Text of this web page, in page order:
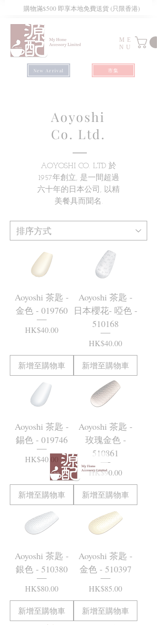
​購物滿$500 即享本地免費送貨 (只限香港)
New Arrival
ME
NU
市集
​Aoyoshi
Co. Ltd.
AOYOSHI CO. LTD 於
1957年創立, 是一間超過
六十年的日本公司, 以精
美餐具而聞名.
Aoyoshi 茶匙 -
金色 - 019760
價格
HK$40.00
新增至購物車
Aoyoshi 茶匙 -
日本櫻花- 啞色 -
510168
價格
HK$40.00
新增至購物車
Aoyoshi 茶匙 -
錫色 - 019746
價格
HK$40.00
新增至購物車
Aoyoshi 茶匙 -
玫瑰金色 -
510861
價格
HK$90.00
新增至購物車
Aoyoshi 茶匙 -
銀色 - 510380
價格
HK$80.00
新增至購物車
Aoyoshi 茶匙 -
金色 - 510397
價格
HK$85.00
新增至購物車